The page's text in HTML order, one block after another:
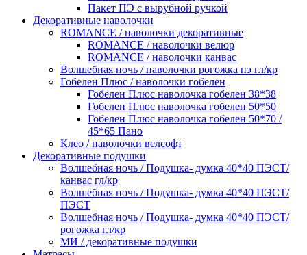
Пакет ПЭ с вырубной ручкой
Декоративные наволочки
ROMANCE / наволочки декоративные
ROMANCE / наволочки велюр
ROMANCE / наволочки канвас
Волшебная ночь / наволочки рогожка пэ гл/кр
Гобелен Плюс / наволочки гобелен
Гобелен Плюс наволочка гобелен 38*38
Гобелен Плюс наволочка гобелен 50*50
Гобелен Плюс наволочка гобелен 50*70 /
45*65 Пано
Клео / наволочки велсофт
Декоративные подушки
Волшебная ночь / Подушка- думка 40*40 ПЭСТ/
канвас гл/кр
Волшебная ночь / Подушка- думка 40*40 ПЭСТ/
ПЭСТ
Волшебная ночь / Подушка- думка 40*40 ПЭСТ/
рогожка гл/кр
МИ / декоративные подушки